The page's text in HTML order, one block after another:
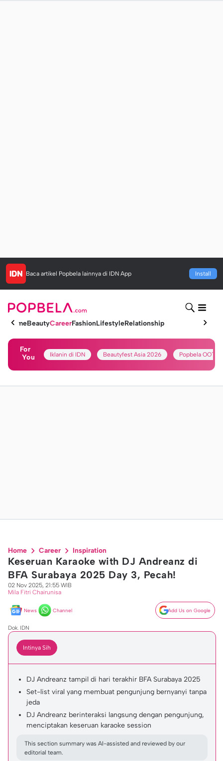
Baca artikel Popbela lainnya di IDN App Install
HomeBeautyCareerFashionLifestyleRelationship
For
You
Iklanin di IDN Beautyfest Asia 2026 Popbela OOTD
Home Career Inspiration
Keseruan Karaoke with DJ Andreanz di
BFA Surabaya 2025 Day 3, Pecah!
02 Nov 2025, 21:55 WIB
Mila Fitri Chairunisa
News Channel Add Us on Google
Dok. IDN
Intinya Sih
DJ Andreanz tampil di hari terakhir BFA Surabaya 2025
Set-list viral yang membuat pengunjung bernyanyi tanpa
jeda
DJ Andreanz berinteraksi langsung dengan pengunjung,
menciptakan keseruan karaoke session
This section summary was AI-assisted and reviewed by our
editorial team.